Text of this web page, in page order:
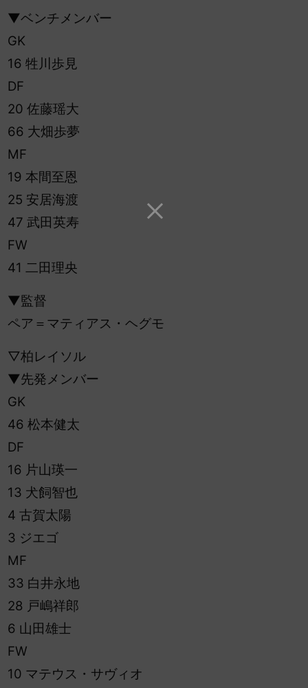
▼ベンチメンバー
GK
16 牲川歩見
DF
20 佐藤瑶大
66 大畑歩夢
MF
19 本間至恩
25 安居海渡
47 武田英寿
FW
41 二田理央
▼監督
ペア＝マティアス・ヘグモ
▽柏レイソル
▼先発メンバー
GK
46 松本健太
DF
16 片山瑛一
13 犬飼智也
4 古賀太陽
3 ジエゴ
MF
33 白井永地
28 戸嶋祥郎
6 山田雄士
FW
10 マテウス・サヴィオ